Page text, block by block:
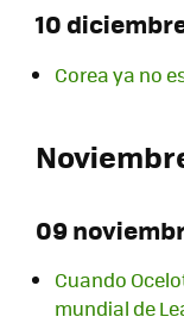
10
Corea ya no
09
Cuando
mundial de